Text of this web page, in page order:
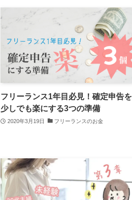
フリーランス1年目必見！確定申告を
少しでも楽にする3つの準備
2020年3月19日 フリーランスのお金